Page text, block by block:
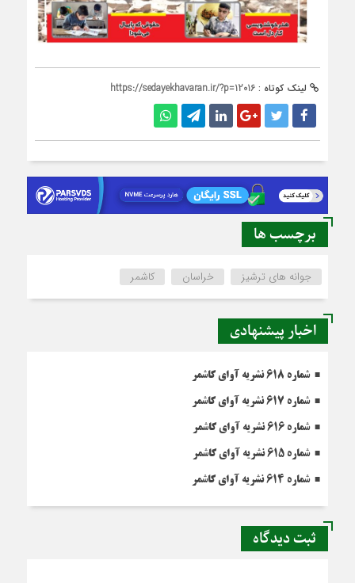
لینک کوتاه : https://sedayekhavaran.ir/?p=12016
برچسب ها
جوانه های ترشیز خراسان کاشمر
اخبار پیشنهادی
شماره 618 نشریه آوای کاشمر
شماره 617 نشریه آوای کاشمر
شماره 616 نشریه آوای کاشمر
شماره 615 نشریه آوای کاشمر
شماره 614 نشریه آوای کاشمر
ثبت دیدگاه